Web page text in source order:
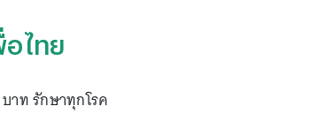
ไทย
าท รักษาทุกโรค